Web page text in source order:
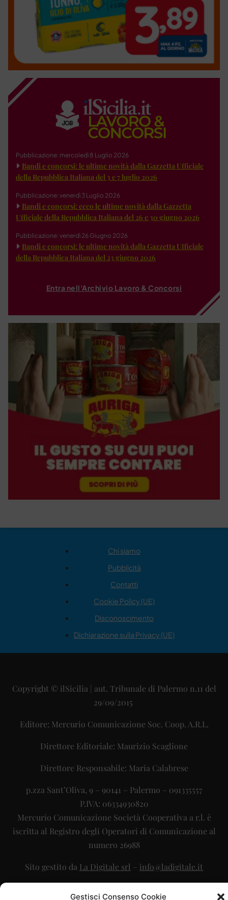
Gestisci Consenso Cookie
Pubblicazione: mercoledì 8 Luglio 2026
Bandi e concorsi: le ultime novità dalla Gazzetta Ufficiale
della Repubblica Italiana del 3 e 7 luglio 2026
Pubblicazione: venerdì 3 Luglio 2026
Bandi e concorsi: ecco le ultime novità dalla Gazzetta
Ufficiale della Repubblica Italiana del 26 e 30 giugno 2026
Pubblicazione: venerdì 26 Giugno 2026
Bandi e concorsi: le ultime novità dalla Gazzetta Ufficiale
della Repubblica Italiana del 23 giugno 2026
Entra nell'Archivio Lavoro & Concorsi
Chi siamo
Pubblicità
Contatti
Cookie Policy (UE)
Disconoscimento
Dichiarazione sulla Privacy (UE)
Copyright © ilSicilia | aut. Tribunale di Palermo n.11 del
29/09/2015
Editore: Mercurio Comunicazione Soc. Coop. A.R.L.
Direttore Editoriale: Maurizio Scaglione
Direttore Responsabile: Maria Calabrese
p.zza Sant’Oliva, 9 – 90141 – Palermo – 091335557
P.IVA: 06334930820
Mercurio Comunicazione Società Cooperativa a r.l. è
iscritta al Registro degli Operatori di Comunicazione al
numero 26988
Sito gestito da La Digitale srl – info@ladigitale.it